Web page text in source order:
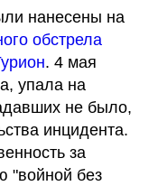
нанесены на
обстрела
. 4 мая
упала на
не было,
инцидента.
за
"войной без